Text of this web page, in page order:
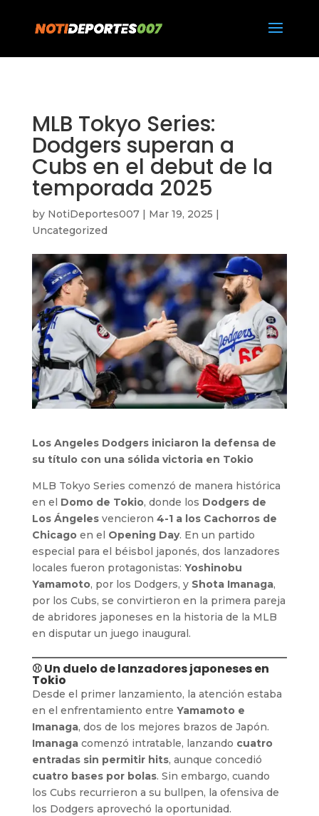
MLB Tokyo Series:
Dodgers superan a
Cubs en el debut de la
temporada 2025
by NotiDeportes007| Mar 19, 2025 |
Uncategorized
Los Angeles Dodgers iniciaron la defensa de
su título con una sólida victoria en Tokio
MLB Tokyo Series comenzó de manera histórica
en el Domo de Tokio, donde los Dodgers de
Los Ángelesvencieron 4-1 a los Cachorros de
Chicagoen el Opening Day. En un partido
especial para el béisbol japonés, dos lanzadores
locales fueron protagonistas: Yoshinobu
Yamamoto, por los Dodgers, y Shota Imanaga,
por los Cubs, se convirtieron en la primera pareja
de abridores japoneses en la historia de la MLB
en disputar un juego inaugural.
⚾ Un duelo de lanzadores japoneses en
Tokio
Desde el primer lanzamiento, la atención estaba
en el enfrentamiento entre Yamamoto e
Imanaga, dos de los mejores brazos de Japón.
Imanagacomenzó intratable, lanzando cuatro
entradas sin permitir hits, aunque concedió
cuatro bases por bolas. Sin embargo, cuando
los Cubs recurrieron a su bullpen, la ofensiva de
los Dodgers aprovechó la oportunidad.